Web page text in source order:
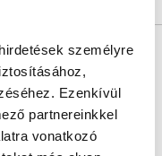
személyre
Ezenkívül
partnereinkkel
vonatkozó
szakképesítés
Ezen orvosok által
az egészségügyi
utána pedig a
A foglaljorvost.hu
bármely szakorvos